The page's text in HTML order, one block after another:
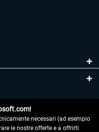
necessari (ad esempio
le nostre offerte e a offrirti